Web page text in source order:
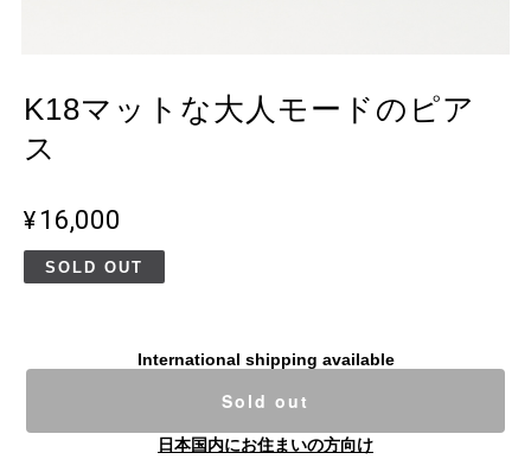
K18マットな大人モードのピア
ス
¥16,000
SOLD OUT
International shipping available
Sold out
日本国内にお住まいの方向け